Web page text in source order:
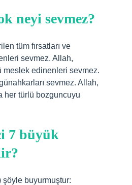
neyi sevmez?
tüm fırsatları ve
sevmez. Allah,
meslek edinenleri sevmez.
sevmez. Allah,
her türlü bozguncuyu
7 büyük
şöyle buyurmuştur: